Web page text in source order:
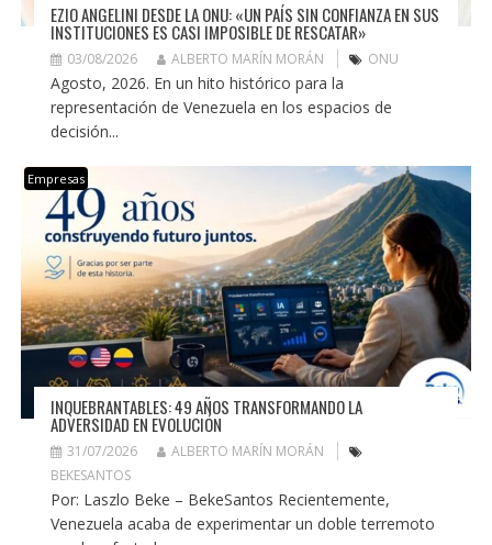
EZIO ANGELINI DESDE LA ONU: «UN PAÍS SIN CONFIANZA EN SUS
INSTITUCIONES ES CASI IMPOSIBLE DE RESCATAR»
03/08/2026 ALBERTO MARÍN MORÁN ONU
Agosto, 2026. En un hito histórico para la
representación de Venezuela en los espacios de
decisión...
Empresas
INQUEBRANTABLES: 49 AÑOS TRANSFORMANDO LA
ADVERSIDAD EN EVOLUCIÓN
31/07/2026
ALBERTO MARÍN MORÁN
BEKESANTOS
Por: Laszlo Beke – BekeSantos Recientemente,
Venezuela acaba de experimentar un doble terremoto